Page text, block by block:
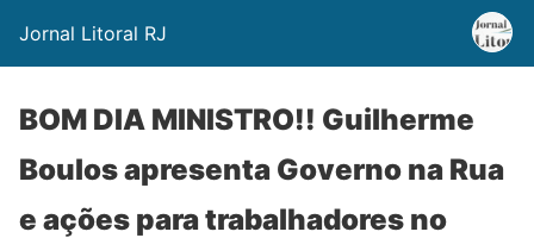
Jornal Litoral RJ
BOM DIA MINISTRO!! Guilherme
Boulos apresenta Governo na Rua
e ações para trabalhadores no